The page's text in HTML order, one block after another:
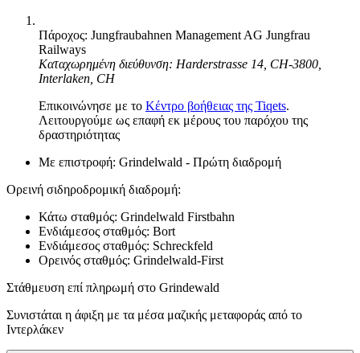
Πάροχος: Jungfraubahnen Management AG Jungfrau
Railways
Καταχωρημένη διεύθυνση: Harderstrasse 14, CH-3800,
Interlaken, CH
Επικοινώνησε με το Κέντρο βοήθειας της Tiqets.
Λειτουργούμε ως επαφή εκ μέρους του παρόχου της
δραστηριότητας
Με επιστροφή: Grindelwald - Πρώτη διαδρομή
Ορεινή σιδηροδρομική διαδρομή:
Κάτω σταθμός: Grindelwald Firstbahn
Ενδιάμεσος σταθμός: Bort
Ενδιάμεσος σταθμός: Schreckfeld
Ορεινός σταθμός: Grindelwald-First
Στάθμευση επί πληρωμή στο Grindewald
Συνιστάται η άφιξη με τα μέσα μαζικής μεταφοράς από το
Ιντερλάκεν